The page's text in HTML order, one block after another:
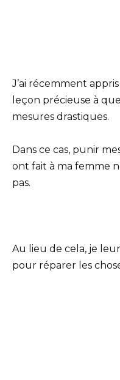
J’ai récemment
leçon précieuse à
mesures drastiques.
Dans ce cas, punir
ont fait à ma femme
pas.
Au lieu de cela, je
pour réparer les